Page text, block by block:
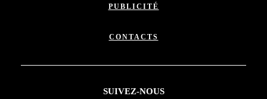
PUBLICITÉ
CONTACTS
SUIVEZ-NOUS